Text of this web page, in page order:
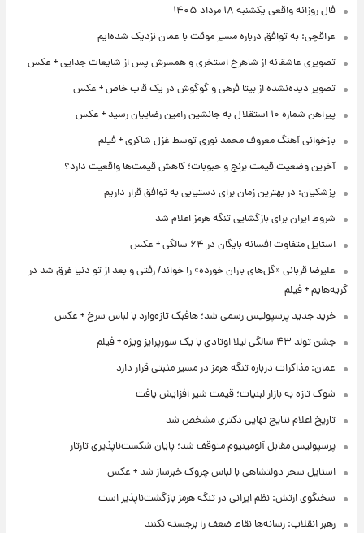
فال روزانه واقعی یکشنبه ۱۸ مرداد ۱۴۰۵
عراقچی: به توافق درباره مسیر موقت با عمان نزدیک شده‌ایم
تصویری عاشقانه از شاهرخ استخری و همسرش پس از شایعات جدایی + عکس
تصویر دیده‌نشده از بیتا فرهی و گوگوش در یک قاب خاص + عکس
پیراهن شماره ۱۰ استقلال به جانشین رامین رضاییان رسید + عکس
بازخوانی آهنگ معروف محمد نوری توسط غزل شاکری + فیلم
آخرین وضعیت قیمت برنج و حبوبات؛ کاهش قیمت‌ها واقعیت دارد؟
پزشکیان: در بهترین زمان برای دستیابی به توافق قرار داریم
شروط ایران برای بازگشایی تنگه هرمز اعلام شد
استایل متفاوت افسانه بایگان در ۶۴ سالگی + عکس
علیرضا قربانی «گل‌های باران خورده» را خواند/ رفتی و بعد از تو دنیا غرق شد در
گریه‌هایم + فیلم
خرید جدید پرسپولیس رسمی شد؛ هافبک تازه‌وارد با لباس سرخ + عکس
جشن تولد ۴۳ سالگی لیلا اوتادی با یک سورپرایز ویژه + فیلم
عمان: مذاکرات درباره تنگه هرمز در مسیر مثبتی قرار دارد
شوک تازه به بازار لبنیات؛ قیمت شیر افزایش یافت
تاریخ اعلام نتایج نهایی دکتری مشخص شد
پرسپولیس مقابل آلومینیوم متوقف شد؛ پایان شکست‌ناپذیری تارتار
استایل سحر دولتشاهی با لباس چروک خبرساز شد + عکس
سخنگوی ارتش: نظم ایرانی در تنگه هرمز بازگشت‌ناپذیر است
رهبر انقلاب: رسانه‌ها نقاط ضعف را برجسته نکنند